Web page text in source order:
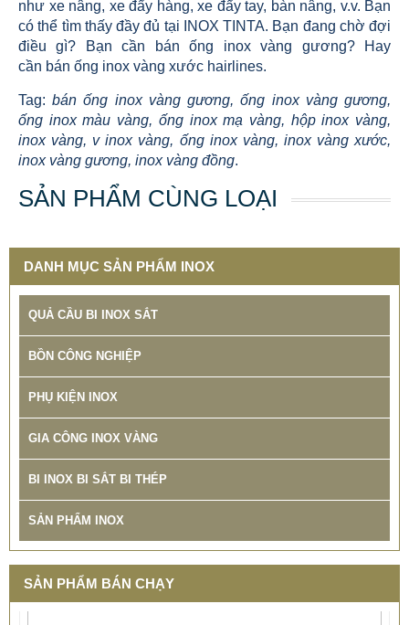
như xe nâng, xe đẩy hàng, xe đẩy tay, bàn nâng, v.v. Bạn
có thể tìm thấy đầy đủ tại INOX TINTA. Bạn đang chờ đợi
điều gì? Bạn cần bán ống inox vàng gương? Hay
cần bán ống inox vàng xước hairlines.
Tag:bán ống inox vàng gương, ống inox vàng gương,
ống inox màu vàng, ống inox mạ vàng, hộp inox vàng,
inox vàng, v inox vàng, ống inox vàng, inox vàng xước,
inox vàng gương, inox vàng đồng.
SẢN PHẨM CÙNG LOẠI
DANH MỤC SẢN PHẨM INOX
QUẢ CẦU BI INOX SẮT
BỒN CÔNG NGHIỆP
PHỤ KIỆN INOX
GIA CÔNG INOX VÀNG
BI INOX BI SẮT BI THÉP
SẢN PHẨM INOX
SẢN PHẨM BÁN CHẠY
NAI VŨNG TÀU